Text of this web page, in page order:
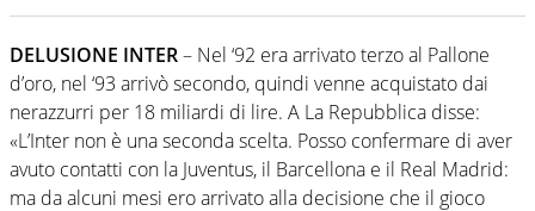
DELUSIONE INTER– Nel ‘92 era arrivato terzo al Pallone
d’oro, nel ‘93 arrivò secondo, quindi venne acquistato dai
nerazzurri per 18 miliardi di lire. A La Repubblica disse:
«L’Inter non è una seconda scelta. Posso confermare di aver
avuto contatti con la Juventus, il Barcellona e il Real Madrid:
ma da alcuni mesi ero arrivato alla decisione che il gioco